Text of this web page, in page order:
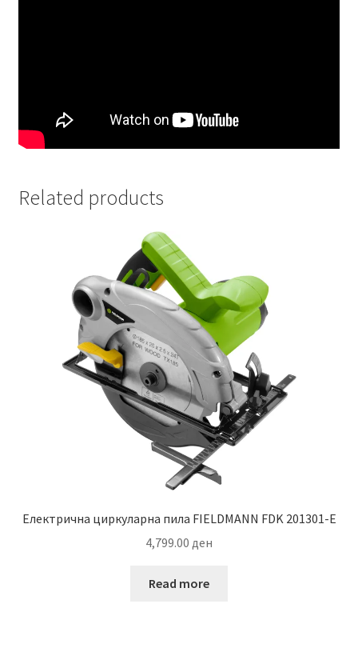
Related products
Електрична циркуларна пила FIELDMANN FDK 201301-E
4,799.00 ден
Read more